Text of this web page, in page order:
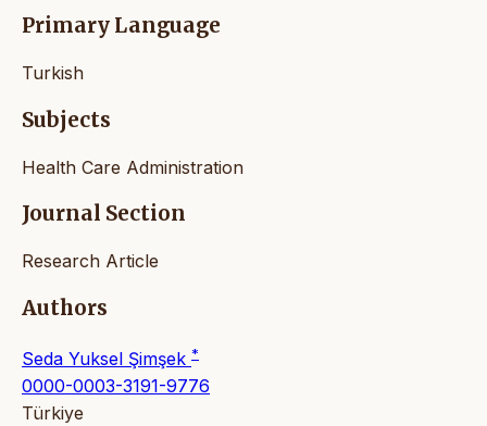
Primary Language
Turkish
Subjects
Health Care Administration
Journal Section
Research Article
Authors
Seda Yuksel Şimşek *
0000-0003-3191-9776
Türkiye